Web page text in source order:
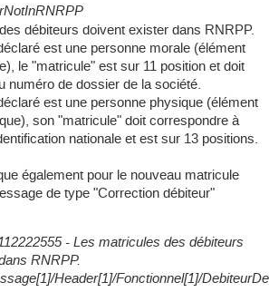
débiteurs doivent exister dans RNRPP.
est une personne morale (élément
le "matricule" est sur 11 position et doit
numéro de dossier de la société.
est une personne physique (élément
son "matricule" doit correspondre à
nationale et est sur 13 positions.
également pour le nouveau matricule
de type "Correction débiteur"
- Les matricules des débiteurs
RNRPP.
Header[1]/Fonctionnel[1]/